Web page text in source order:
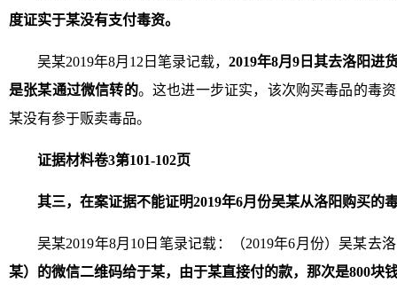
度证实于某没有支付毒资。
吴某2019年8月12日笔录记载， 2019年8月9日其去洛阳进
是张某通过微信转的。这也进一步证实，该次购买毒品的毒
某没有参于贩卖毒品。
证据材料卷3第101-102页
其三，在案证据不能证明2019年6月份吴某从洛阳购买的
吴某2019年8月10日笔录记载：（2019年6月份）吴某去
某）的微信二维码给于某，由于某直接付的款，那次是800块